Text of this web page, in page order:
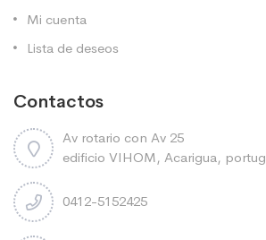
Mi cuenta
Lista de deseos
Contactos
Av rotario con Av 25
edificio VIHOM, Acarigua,
0412-5152425